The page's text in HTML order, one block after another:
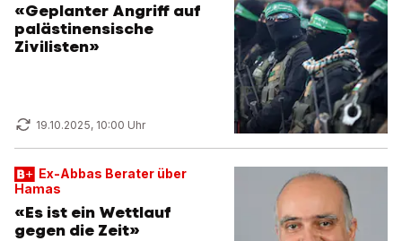
«Geplanter Angriff auf
palästinensische
Zivilisten»
19.10.2025, 10:00 Uhr
Ex-Abbas Berater über
Hamas
«Es ist ein Wettlauf
gegen die Zeit»